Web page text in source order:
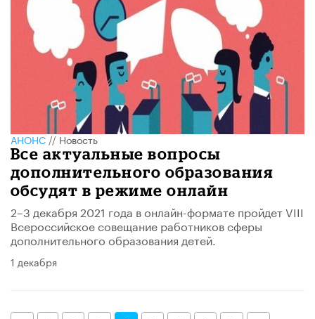
АНОНС//Новость
Все актуальные вопросы
дополнительного образования
обсудят в режиме онлайн
2–3 декабря 2021 года в онлайн-формате пройдет VIII
Всероссийское совещание работников сферы
дополнительного образования детей.
1 декабря